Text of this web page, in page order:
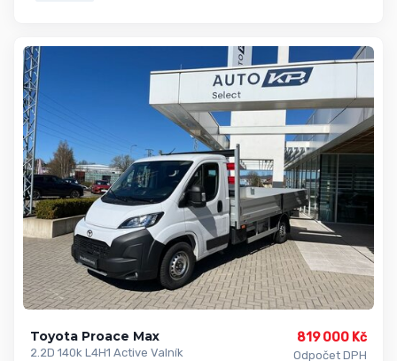
Toyota Proace Max
2.2D 140k L4H1 Active Valník
819 000 Kč
Odpočet DPH